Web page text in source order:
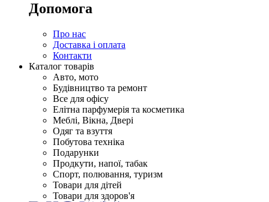
Допомога
Про нас
Доставка і оплата
Контакти
Каталог товарів
Авто, мото
Будівництво та ремонт
Все для офісу
Елітна парфумерія та косметика
Меблі, Вікна, Двері
Одяг та взуття
Побутова техніка
Подарунки
Продкути, напої, табак
Спорт, полювання, туризм
Товари для дітей
Товари для здоров'я